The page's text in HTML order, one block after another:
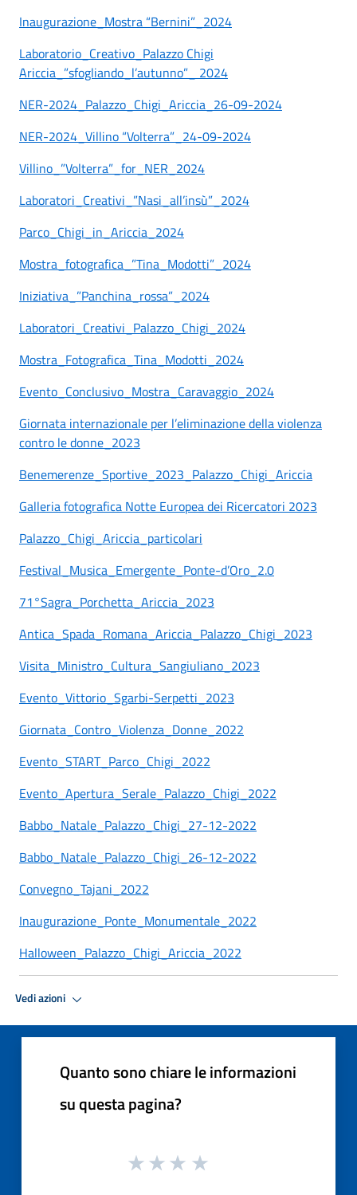
Inaugurazione_Mostra “Bernini”_2024
Laboratorio_Creativo_Palazzo Chigi
Ariccia_”sfogliando_l’autunno”_ 2024
NER-2024_Palazzo_Chigi_Ariccia_26-09-2024
NER-2024_Villino “Volterra”_24-09-2024
Villino_”Volterra”_for_NER_2024
Laboratori_Creativi_”Nasi_all’insù”_2024
Parco_Chigi_in_Ariccia_2024
Mostra_fotografica_”Tina_Modotti”_2024
Iniziativa_”Panchina_rossa”_2024
Laboratori_Creativi_Palazzo_Chigi_2024
Mostra_Fotografica_Tina_Modotti_2024
Evento_Conclusivo_Mostra_Caravaggio_2024
Giornata internazionale per l’eliminazione della violenza
contro le donne_2023
Benemerenze_Sportive_2023_Palazzo_Chigi_Ariccia
Galleria fotografica Notte Europea dei Ricercatori 2023
Palazzo_Chigi_Ariccia_particolari
Festival_Musica_Emergente_Ponte-d’Oro_2.0
71°Sagra_Porchetta_Ariccia_2023
Antica_Spada_Romana_Ariccia_Palazzo_Chigi_2023
Visita_Ministro_Cultura_Sangiuliano_2023
Evento_Vittorio_Sgarbi-Serpetti_2023
Giornata_Contro_Violenza_Donne_2022
Evento_START_Parco_Chigi_2022
Evento_Apertura_Serale_Palazzo_Chigi_2022
Babbo_Natale_Palazzo_Chigi_27-12-2022
Babbo_Natale_Palazzo_Chigi_26-12-2022
Convegno_Tajani_2022
Inaugurazione_Ponte_Monumentale_2022
Halloween_Palazzo_Chigi_Ariccia_2022
Vedi azioni
Quanto sono chiare le informazioni
su questa pagina?